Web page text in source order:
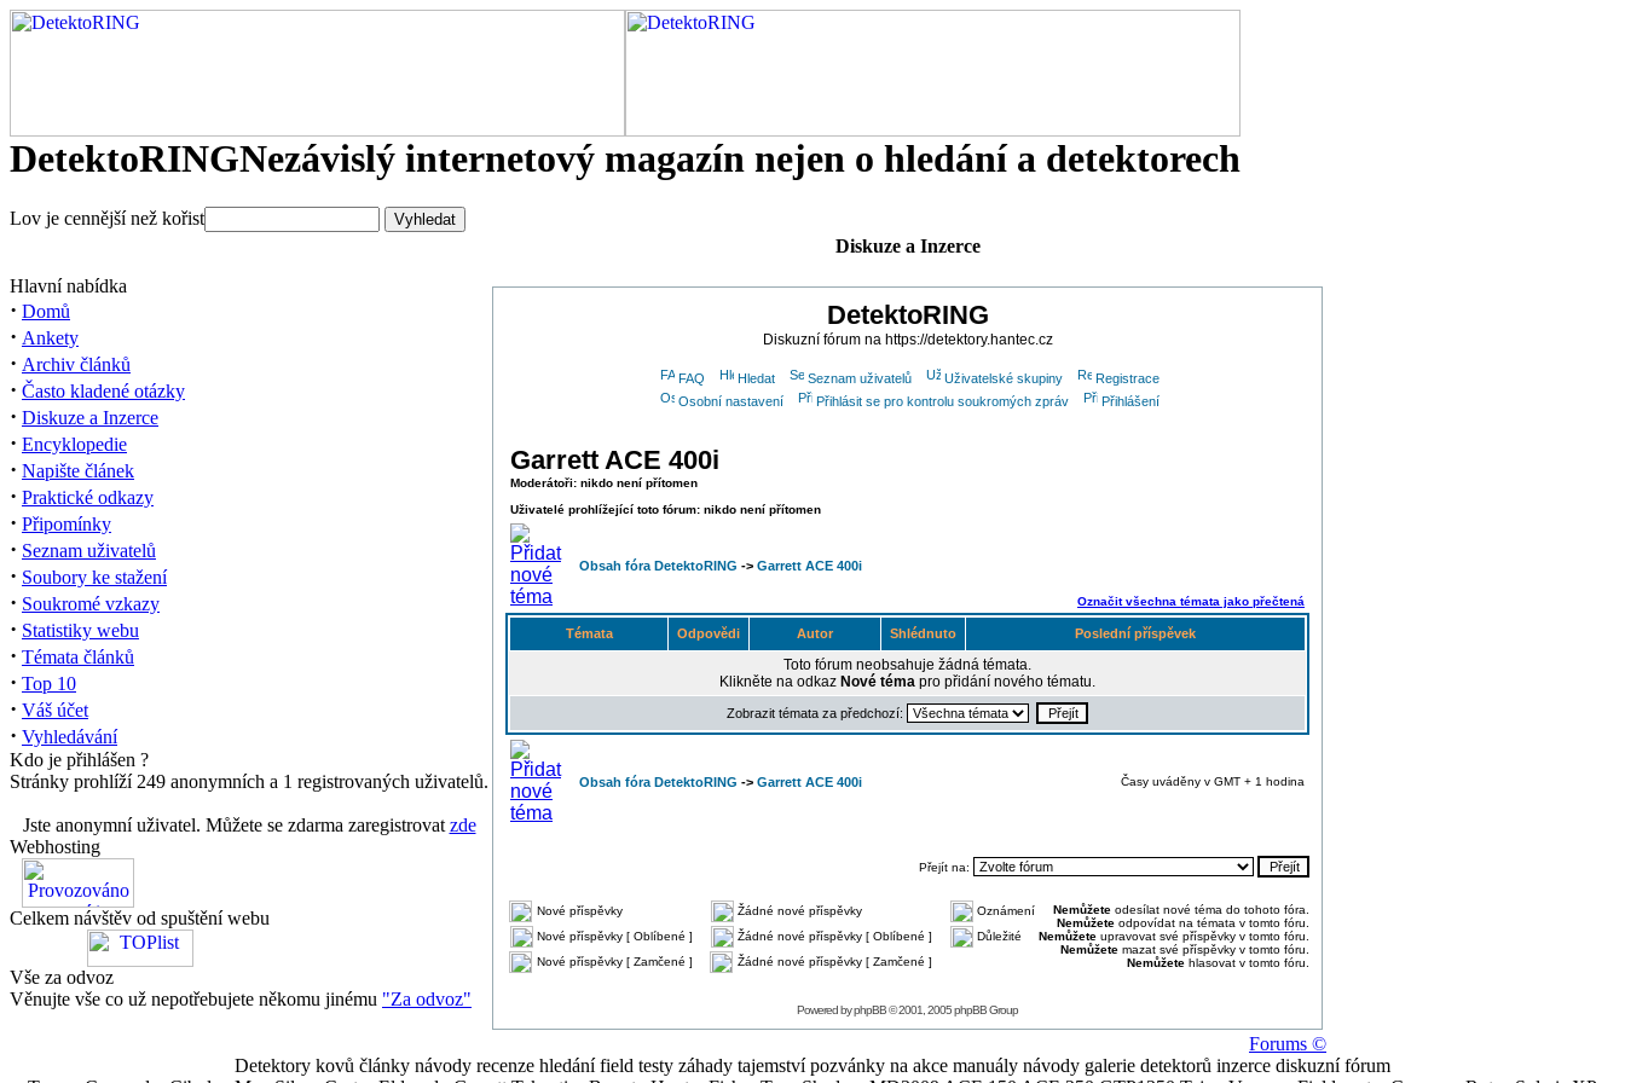
DetektoRINGNezávislý internetový magazín nejen o hledání a detektorech
Lov je cennější než kořist
Hlavní nabídka
· Domů
· Ankety
· Archiv článků
· Často kladené otázky
· Diskuze a Inzerce
· Encyklopedie
· Napište článek
· Praktické odkazy
· Připomínky
· Seznam uživatelů
· Soubory ke stažení
· Soukromé vzkazy
· Statistiky webu
· Témata článků
· Top 10
· Váš účet
· Vyhledávání
Kdo je přihlášen ?
Stránky prohlíží 249 anonymních a 1 registrovaných uživatelů.
Jste anonymní uživatel. Můžete se zdarma zaregistrovat zde
Webhosting
Celkem návštěv od spuštění webu
Vše za odvoz
Věnujte vše co už nepotřebujete někomu jinému "Za odvoz"
Diskuze a Inzerce
DetektoRING
Diskuzní fórum na https://detektory.hantec.cz
FAQ Hledat Seznam uživatelů Uživatelské skupiny
Registrace
Osobní nastavení
Přihlásit se pro kontrolu soukromých zpráv Přihlášení
Garrett ACE 400i
Moderátoři: nikdo není přítomen
Uživatelé prohlížející toto fórum: nikdo není přítomen
Obsah fóra DetektoRING -> Garrett ACE 400i
Označit všechna témata jako přečtená
Témata Odpovědi Autor Shlédnuto Poslední příspěvek
Toto fórum neobsahuje žádná témata.
Klikněte na odkaz Nové téma pro přidání nového tématu.
Zobrazit témata za předchozí:
Obsah fóra DetektoRING -> Garrett ACE 400i Časy uváděny v GMT + 1 hodina
Přejít na:
Nové příspěvky Žádné nové příspěvky
Oznámení
Nové příspěvky [ Oblíbené ]
Žádné nové příspěvky [ Oblíbené ]
Důležité
Nové příspěvky [ Zamčené ]
Žádné nové příspěvky [ Zamčené ]
Nemůžete odesílat nové téma do tohoto fóra.
Nemůžete odpovídat na témata v tomto fóru.
Nemůžete upravovat své příspěvky v tomto fóru.
Nemůžete mazat své příspěvky v tomto fóru.
Nemůžete hlasovat v tomto fóru.
Powered byphpBB© 2001, 2005 phpBB Group
Forums ©
Detektory kovů články návody recenze hledání field testy záhady tajemství pozvánky na akce manuály návody galerie detektorů inzerce diskuzní fórum